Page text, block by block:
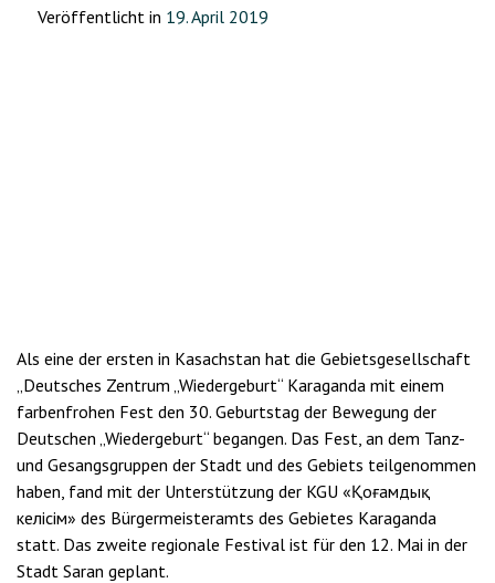
Veröffentlicht in 19. April 2019
Als eine der ersten in Kasachstan hat die Gebietsgesellschaft
„Deutsches Zentrum „Wiedergeburt“ Karaganda mit einem
farbenfrohen Fest den 30. Geburtstag der Bewegung der
Deutschen „Wiedergeburt“ begangen. Das Fest, an dem Tanz-
und Gesangsgruppen der Stadt und des Gebiets teilgenommen
haben, fand mit der Unterstützung der KGU «Қоғамдық
келісім» des Bürgermeisteramts des Gebietes Karaganda
statt. Das zweite regionale Festival ist für den 12. Mai in der
Stadt Saran geplant.